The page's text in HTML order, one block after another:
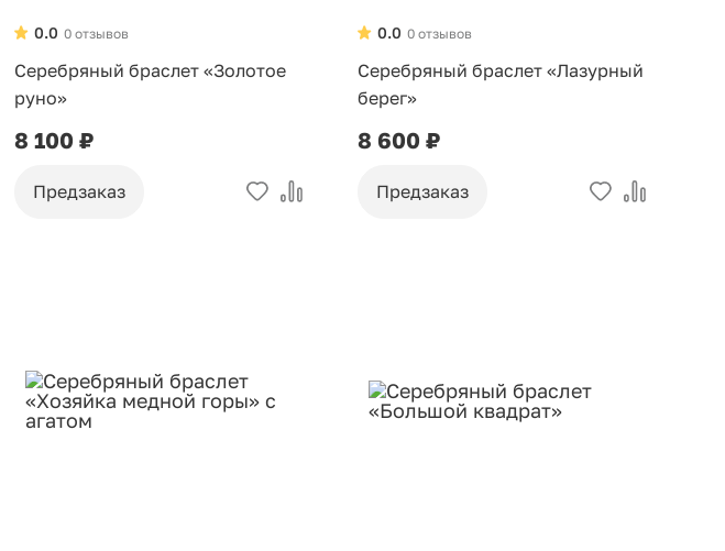
0 отзывов
0.0
Серебряный браслет «Золотое
руно»
8 100 ₽
Предзаказ
0 отзывов
0.0
Серебряный браслет «Лазурный
берег»
8 600 ₽
Предзаказ